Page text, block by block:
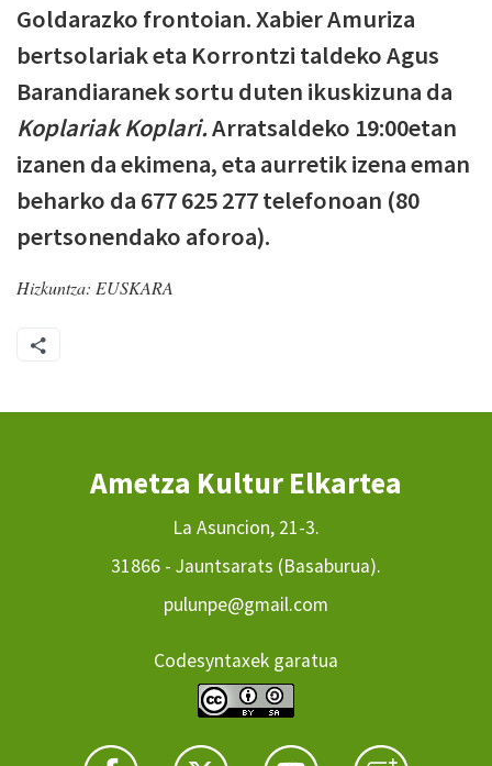
Goldarazko frontoian. Xabier Amuriza
bertsolariak eta Korrontzi taldeko Agus
Barandiaranek sortu duten ikuskizuna da
Koplariak Koplari.Arratsaldeko 19:00etan
izanen da ekimena, eta aurretik izena eman
beharko da 677 625 277 telefonoan (80
pertsonendako aforoa).
Hizkuntza: EUSKARA
Ametza Kultur Elkartea
La Asuncion, 21-3.
31866 - Jauntsarats (Basaburua).
pulunpe@gmail.com
Codesyntaxek garatua